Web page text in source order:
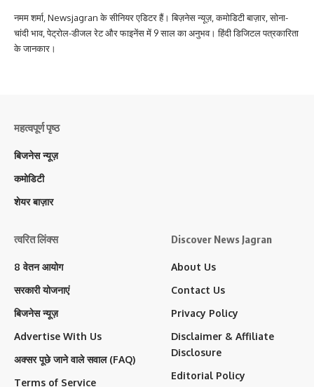
नमम शर्मा, Newsjagran के सीनियर एडिटर हैं। बिज़नेस न्यूज़, कमोडिटी बाज़ार, सोना-
चांदी भाव, पेट्रोल-डीजल रेट और फाइनेंस में 9 साल का अनुभव। हिंदी डिजिटल पत्रकारिता
के जानकार।
महत्वपूर्ण पृष्ठ
बिजनेस न्यूज़
कमोडिटी
शेयर बाज़ार
त्वरित लिंक्स
8 वेतन आयोग
सरकारी योजनाएं
बिजनेस न्यूज़
Advertise With Us
अक्सर पूछे जाने वाले सवाल (FAQ)
Terms of Service
Discover News Jagran
About Us
Contact Us
Privacy Policy
Disclaimer & Affiliate
Disclosure
Editorial Policy